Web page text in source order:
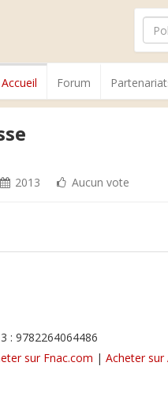
Accueil Forum
2013 Aucun vote
: 9782264064486
sur Fnac.com | Acheter